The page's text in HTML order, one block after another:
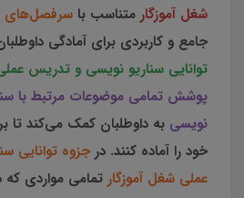
شغل آموزگار متناسب با سرفصل‌های
جامع و کاربردی برای آمادگی
توانایی سناریو نویسی و تدریس
پوشش تمامی موضوعات مرتبط با
نویسی به داوطلبان کمک می‌کند تا
خود را آماده کنند. در جزوه توانایی
عملی شغل آموزگار تمامی مواردی